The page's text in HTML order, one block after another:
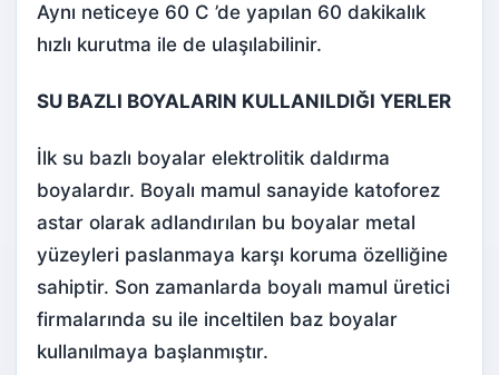
Aynı neticeye 60 C ’de yapılan 60 dakikalık
hızlı kurutma ile de ulaşılabilinir.
SU BAZLI BOYALARIN KULLANILDIĞI YERLER
İlk su bazlı boyalar elektrolitik daldırma
boyalardır. Boyalı mamul sanayide katoforez
astar olarak adlandırılan bu boyalar metal
yüzeyleri paslanmaya karşı koruma özelliğine
sahiptir. Son zamanlarda boyalı mamul üretici
firmalarında su ile inceltilen baz boyalar
kullanılmaya başlanmıştır.